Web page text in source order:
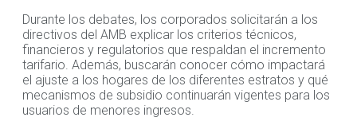
Durante los debates, los corporados solicitarán a los
directivos del AMB explicar los criterios técnicos,
financieros y regulatorios que respaldan el incremento
tarifario. Además, buscarán conocer cómo impactará
el ajuste a los hogares de los diferentes estratos y qué
mecanismos de subsidio continuarán vigentes para los
usuarios de menores ingresos.